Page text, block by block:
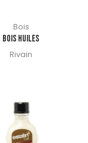
Bois
BOIS HUILES
Rivain